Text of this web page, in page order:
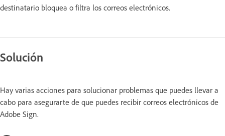
destinatario bloquea o filtra los correos electrónicos.
Solución
Hay varias acciones para solucionar problemas que puedes llevar a
cabo para asegurarte de que puedes recibir correos electrónicos de
Adobe Sign.